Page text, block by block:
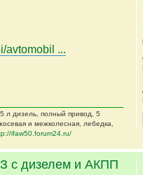
avtomobil ...
л дизель, полный привод, 5
и межколесная, лебедка,
ifaw50.forum24.ru/
с дизелем и АКПП